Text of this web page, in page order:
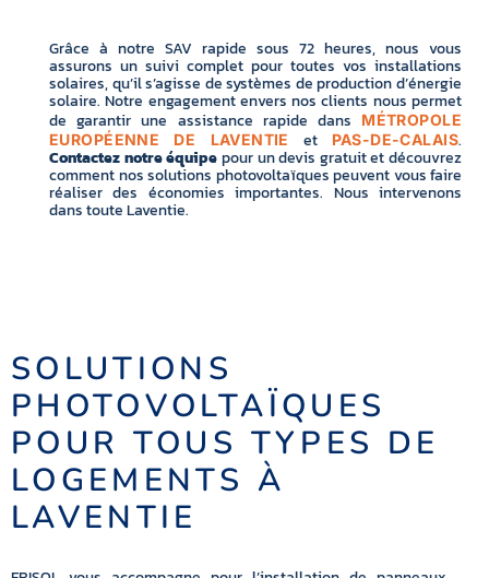
Grâce à notre SAV rapide sous 72 heures, nous vous
assurons un suivi complet pour toutes vos installations
solaires, qu’il s’agisse de systèmes de production d’énergie
solaire. Notre engagement envers nos clients nous permet
de garantir une assistance rapide dans
MÉTROPOLE
EUROPÉENNE DE LAVENTIE
et PAS-DE-CALAIS.
Contactez notre équipepour un devis gratuit et découvrez
comment nos solutions photovoltaïques peuvent vous faire
réaliser des économies importantes. Nous intervenons
dans toute Laventie.
SOLUTIONS
PHOTOVOLTAÏQUES
POUR TOUS TYPES DE
LOGEMENTS À
LAVENTIE